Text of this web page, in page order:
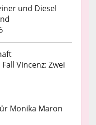
und Diesel
Vincenz: Zwei
Monika Maron